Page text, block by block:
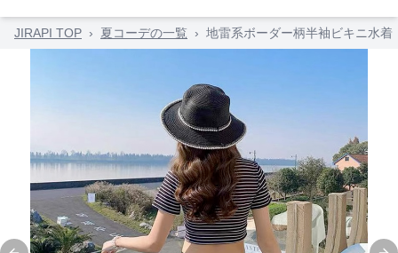
JIRAPI TOP › 夏コーデの一覧 › 地雷系ボーダー柄半袖ビキニ水着